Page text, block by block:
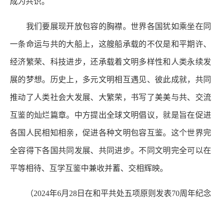
我们要展现开放包容的胸襟。世界各国犹如乘坐在同
一条命运与共的大船上，这艘船承载的不仅是和平期许、
经济繁荣、科技进步，还承载着文明多样性和人类永续发
展的梦想。历史上，多元文明相互遇见、彼此成就，共同
推动了人类社会大发展、大繁荣，书写了美美与共、交流
互鉴的灿烂篇章。中方提出全球文明倡议，就是旨在促进
各国人民相知相亲，促进各种文明包容互鉴。这个世界完
全容得下各国共同发展、共同进步。不同文明完全可以在
平等相待、互学互鉴中兼收并蓄、交相辉映。
（2024年6月28日在和平共处五项原则发表70周年纪念